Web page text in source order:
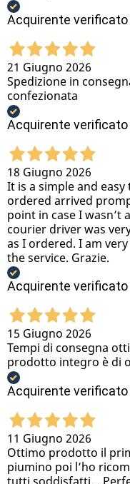
Acquirente verificato
21 Giugno 2026
Spedizione in
confezionata
Acquirente verificato
18 Giugno 2026
It is a simple and
ordered arrived
point in case I wasn’t
courier driver was
as I ordered. I am
the service. Grazie.
Acquirente verificato
15 Giugno 2026
Tempi di consegna
prodotto integro è di
Acquirente verificato
11 Giugno 2026
Ottimo prodotto il
piumino poi l’ho